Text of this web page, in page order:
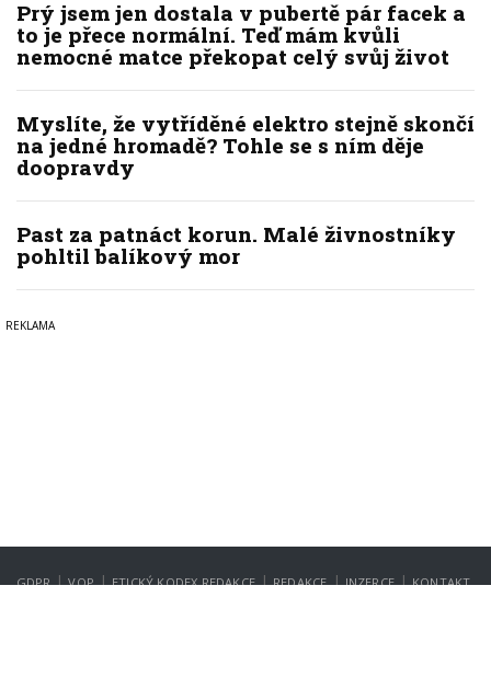
Prý jsem jen dostala v pubertě pár facek a
to je přece normální. Teď mám kvůli
nemocné matce překopat celý svůj život
Myslíte, že vytříděné elektro stejně skončí
na jedné hromadě? Tohle se s ním děje
doopravdy
Past za patnáct korun. Malé živnostníky
pohltil balíkový mor
GDPR | VOP | ETICKÝ KODEX REDAKCE | REDAKCE | INZERCE | KONTAKT